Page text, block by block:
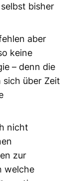
bisher
aber
keine
– denn die
sich über Zeit
nicht
zur
welche